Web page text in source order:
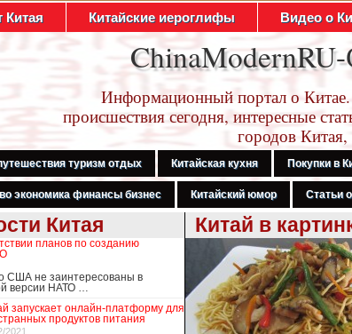
Китая Китайские иероглифы Видео о
Информационный портал о
происшествия сегодня, интересные
городов Китая,
туризм отдых Китайская кухня Покупки в
экономика финансы бизнес Китайский юмор Статьи
Китая
планов по созданию
США не заинтересованы в
версии НАТО …
запускает онлайн-платформу для
продуктов питания
2021
Китай в